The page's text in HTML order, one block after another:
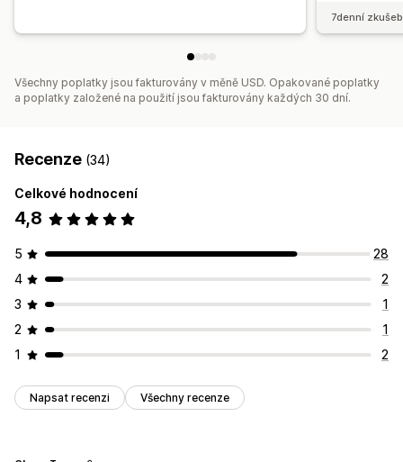
7denní
Všechny poplatky jsou fakturovány v měně USD. Opakované poplatky
a poplatky založené na použití jsou fakturovány každých 30 dní.
Recenze (34)
Celkové hodnocení
4,8
5
28
4
2
3
1
2
1
1
2
Napsat recenzi Všechny recenze